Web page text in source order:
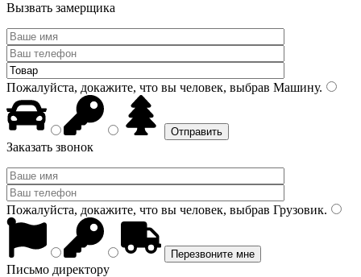
Вызвать замерщика
Пожалуйста, докажите, что вы человек, выбрав Машину.
Заказать звонок
Пожалуйста, докажите, что вы человек, выбрав Грузовик.
Письмо директору